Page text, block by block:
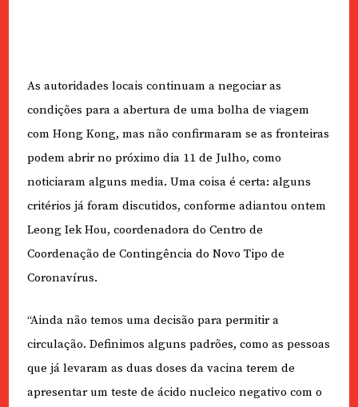
As autoridades locais continuam a negociar as
condições para a abertura de uma bolha de viagem
com Hong Kong, mas não confirmaram se as fronteiras
podem abrir no próximo dia 11 de Julho, como
noticiaram alguns media. Uma coisa é certa: alguns
critérios já foram discutidos, conforme adiantou ontem
Leong Iek Hou, coordenadora do Centro de
Coordenação de Contingência do Novo Tipo de
Coronavírus.
“Ainda não temos uma decisão para permitir a
circulação. Definimos alguns padrões, como as pessoas
que já levaram as duas doses da vacina terem de
apresentar um teste de ácido nucleico negativo com o